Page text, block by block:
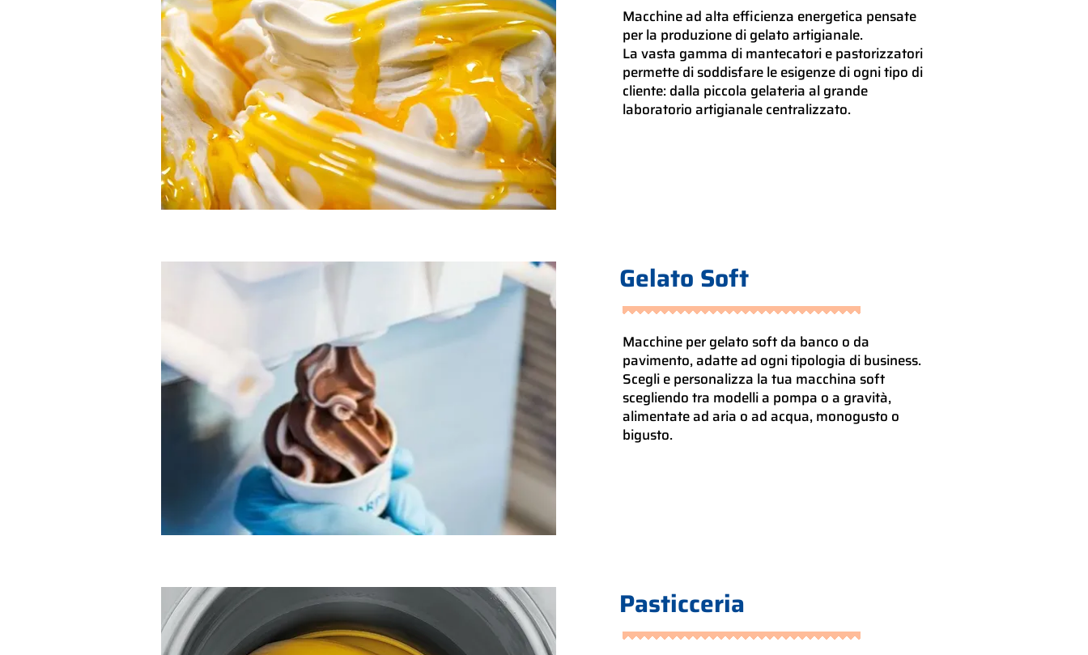
Macchine ad alta efficienza energetica pensate
per la produzione di gelato artigianale.
La vasta gamma di mantecatori e pastorizzatori
permette di soddisfare le esigenze di ogni tipo di
cliente: dalla piccola gelateria al grande
laboratorio artigianale centralizzato.
Gelato Soft
Macchine per gelato soft da banco o da
pavimento, adatte ad ogni tipologia di business.
Scegli e personalizza la tua macchina soft
scegliendo tra modelli a pompa o a gravità,
alimentate ad aria o ad acqua, monogusto o
bigusto.
Pasticceria